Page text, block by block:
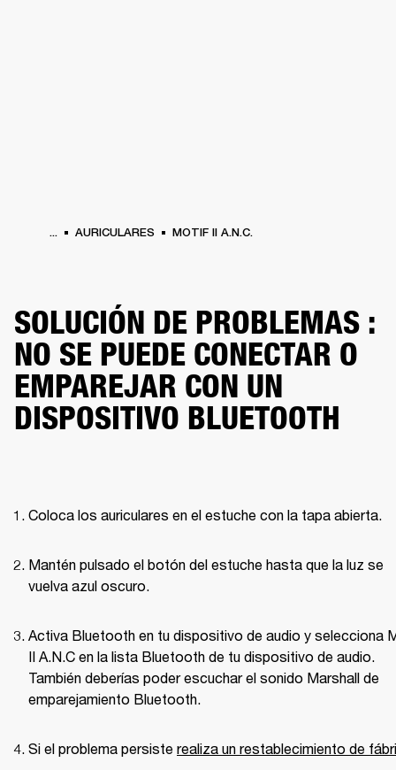
... AURICULARES MOTIF II A.N.C.
SOLUCIÓN DE PROBLEMAS :
NO SE PUEDE CONECTAR O
EMPAREJAR CON UN
DISPOSITIVO BLUETOOTH
Coloca los auriculares en el estuche con la tapa abierta.
Mantén pulsado el botón del estuche hasta que la luz se
vuelva azul oscuro.
Activa Bluetooth en tu dispositivo de audio y selecciona
II A.N.C en la lista Bluetooth de tu dispositivo de audio.
También deberías poder escuchar el sonido Marshall de
emparejamiento Bluetooth.
Si el problema persiste realiza un restablecimiento de